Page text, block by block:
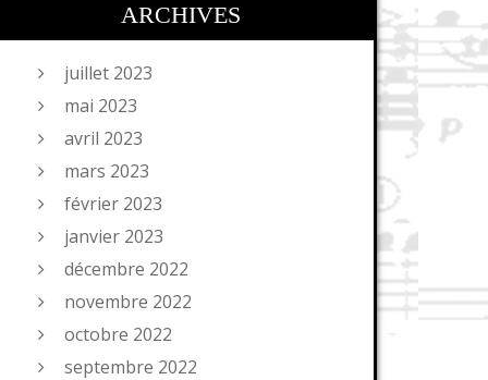
ARCHIVES
juillet 2023
mai 2023
avril 2023
mars 2023
février 2023
janvier 2023
décembre 2022
novembre 2022
octobre 2022
septembre 2022